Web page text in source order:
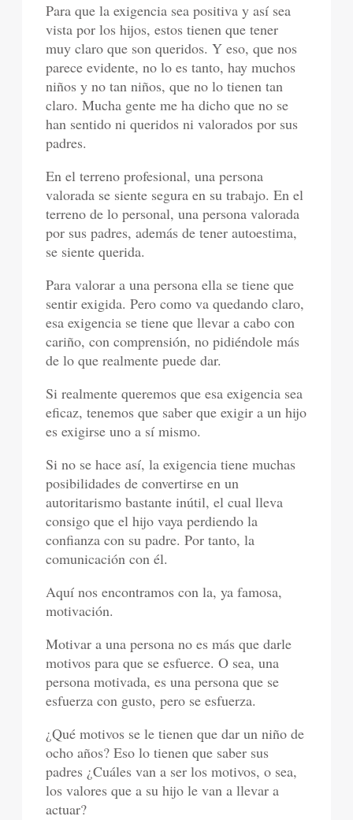
Para que la exigencia sea positiva y así sea
vista por los hijos, estos tienen que tener
muy claro que son queridos. Y eso, que nos
parece evidente, no lo es tanto, hay muchos
niños y no tan niños, que no lo tienen tan
claro. Mucha gente me ha dicho que no se
han sentido ni queridos ni valorados por sus
padres.
En el terreno profesional, una persona
valorada se siente segura en su trabajo. En el
terreno de lo personal, una persona valorada
por sus padres, además de tener autoestima,
se siente querida.
Para valorar a una persona ella se tiene que
sentir exigida. Pero como va quedando claro,
esa exigencia se tiene que llevar a cabo con
cariño, con comprensión, no pidiéndole más
de lo que realmente puede dar.
Si realmente queremos que esa exigencia sea
eficaz, tenemos que saber que exigir a un hijo
es exigirse uno a sí mismo.
Si no se hace así, la exigencia tiene muchas
posibilidades de convertirse en un
autoritarismo bastante inútil, el cual lleva
consigo que el hijo vaya perdiendo la
confianza con su padre. Por tanto, la
comunicación con él.
Aquí nos encontramos con la, ya famosa,
motivación.
Motivar a una persona no es más que darle
motivos para que se esfuerce. O sea, una
persona motivada, es una persona que se
esfuerza con gusto, pero se esfuerza.
¿Qué motivos se le tienen que dar un niño de
ocho años? Eso lo tienen que saber sus
padres ¿Cuáles van a ser los motivos, o sea,
los valores que a su hijo le van a llevar a
actuar?